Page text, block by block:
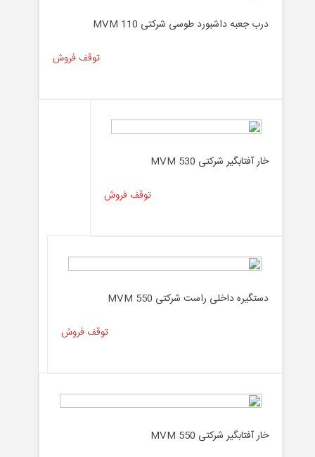
درب جعبه داشبورد طوسی شرکتی MVM 110
توقف فروش
خار آفتابگیر شرکتی MVM 530
توقف فروش
دستگیره داخلی راست شرکتی MVM 550
توقف فروش
خار آفتابگیر شرکتی MVM 550